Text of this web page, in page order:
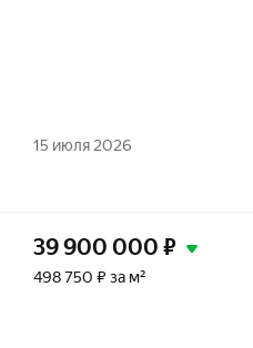
15 июля 2026
39 900 000 ₽
498 750 ₽ за м²